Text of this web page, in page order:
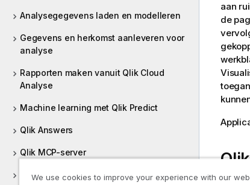
Analysegegevens laden en modelleren
Gegevens en herkomst aanleveren voor
analyse
Rapporten maken vanuit Qlik Cloud
Analyse
Machine learning met Qlik Predict
Qlik Answers
Qlik MCP-server
Discovery Agent
aan
de
We use cookies to improve your experience with our